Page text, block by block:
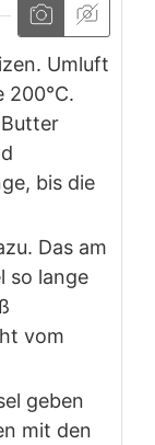
Umluft
200°C.
bis die
Das am
so lange
vom
geben
mit den